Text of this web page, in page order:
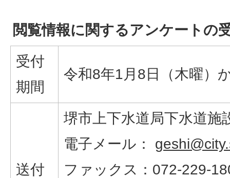
閲覧情報に関するアンケートの
受付
期間
令和8年1月8日（木曜）
送付
堺市上下水道局下水道施
電子メール：
ファックス：072-229-